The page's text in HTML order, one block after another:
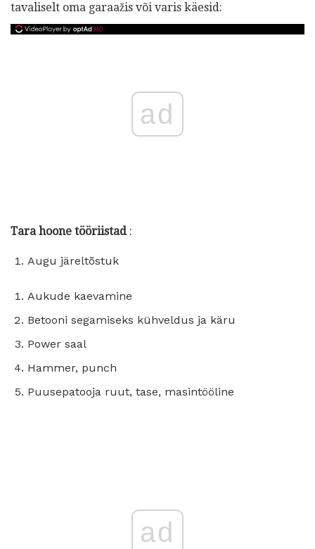
tavaliselt oma garaažis või varis käesid:
ad
Tara hoone tööriistad :
Augu järeltõstuk
Aukude kaevamine
Betooni segamiseks kühveldus ja käru
Power saal
Hammer, punch
Puusepatooja ruut, tase, masintööline
ad